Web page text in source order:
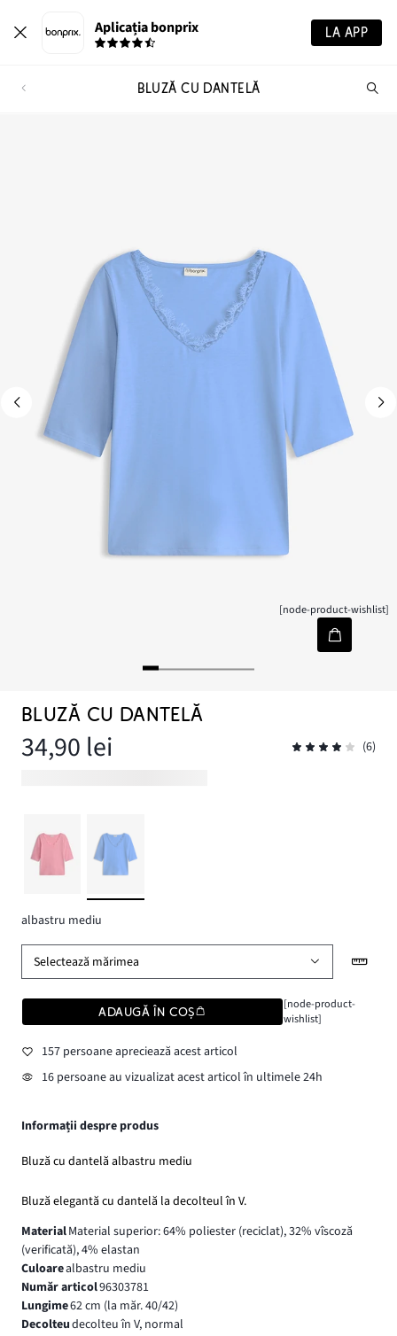
Aplicația bonprix LA APP
BLUZĂ CU DANTELĂ
[node-product-wishlist]
BLUZĂ CU DANTELĂ
34,90 lei (6)
albastru mediu
Selectează mărimea
ADAUGĂ ÎN COȘ
[node-product-
wishlist]
157 persoane apreciează acest articol
16 persoane au vizualizat acest articol în ultimele 24h
Informații despre produs
Bluză cu dantelă albastru mediu
Bluză elegantă cu dantelă la decolteul în V.
MaterialMaterial superior: 64% poliester (reciclat), 32% vîscoză
(verificată), 4% elastan
Culoarealbastru mediu
Număr articol96303781
Lungime62 cm (la măr. 40/42)
Decolteudecolteu în V, normal